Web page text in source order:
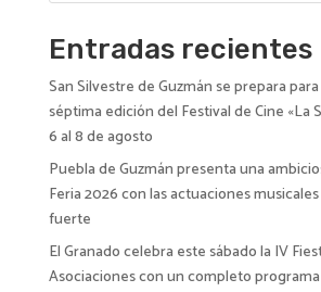
i
e
:
Entradas recientes
San Silvestre de Guzmán se prepara
séptima edición del Festival de Cine «La
6 al 8 de agosto
Puebla de Guzmán presenta una
Feria 2026 con las actuaciones
fuerte
El Granado celebra este sábado la IV
Asociaciones con un completo